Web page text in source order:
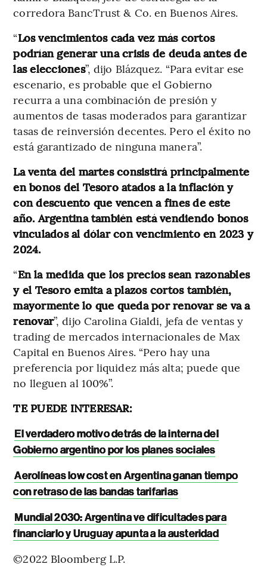
corredora BancTrust & Co. en Buenos Aires.
“Los vencimientos cada vez más cortos
podrían generar una crisis de deuda antes de
las elecciones”, dijo Blázquez. “Para evitar ese
escenario, es probable que el Gobierno
recurra a una combinación de presión y
aumentos de tasas moderados para garantizar
tasas de reinversión decentes. Pero el éxito no
está garantizado de ninguna manera”.
La venta del martes consistirá principalmente
en bonos del Tesoro atados a la inflación y
con descuento que vencen a fines de este
año. Argentina también está vendiendo bonos
vinculados al dólar con vencimiento en 2023 y
2024.
“En la medida que los precios sean razonables
y el Tesoro emita a plazos cortos también,
mayormente lo que queda por renovar se va a
renovar”, dijo Carolina Gialdi, jefa de ventas y
trading de mercados internacionales de Max
Capital en Buenos Aires. “Pero hay una
preferencia por liquidez más alta; puede que
no lleguen al 100%”.
TE PUEDE INTERESAR:
El verdadero motivo detrás de la interna del
Gobierno argentino por los planes sociales
Aerolíneas low cost en Argentina ganan tiempo
con retraso de las bandas tarifarias
Mundial 2030: Argentina ve dificultades para
financiarlo y Uruguay apunta a la austeridad
©2022 Bloomberg L.P.